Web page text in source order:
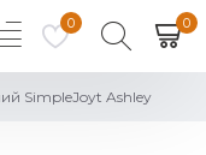
0 0
SimpleJoyt Ashley